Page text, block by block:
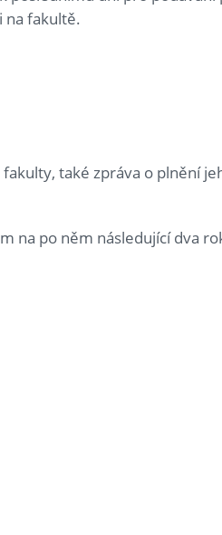
na fakultě.
také zpráva o plnění
na po něm následující dva